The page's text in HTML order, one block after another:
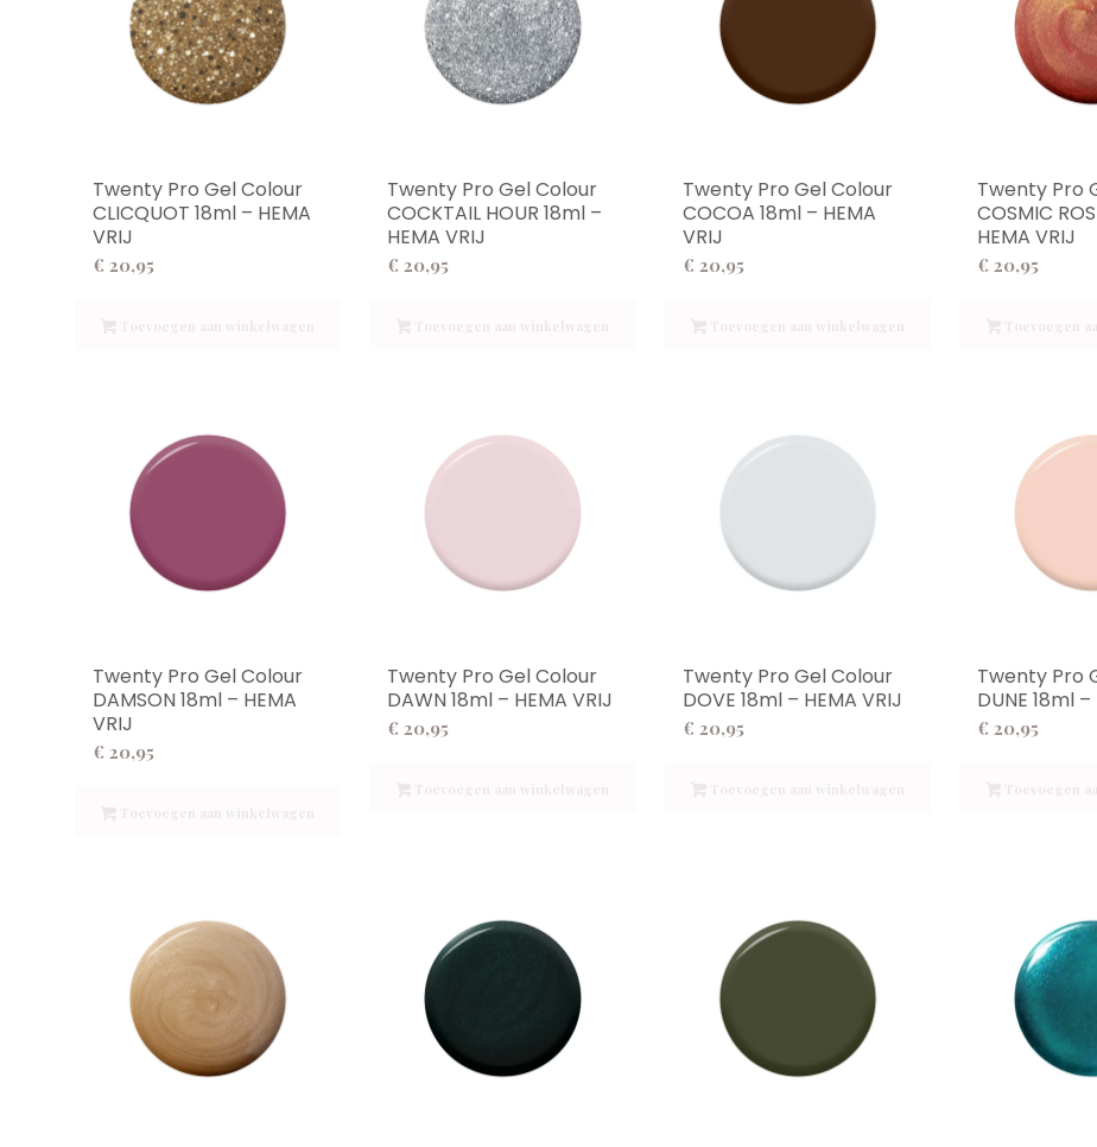
Twenty Pro Gel Colour
CLICQUOT 18ml – HEMA
VRIJ
€ 20,95
Twenty Pro Gel Colour
COCKTAIL HOUR 18ml –
HEMA VRIJ
€ 20,95
Twenty Pro Gel Colour
COCOA 18ml – HEMA
VRIJ
€ 20,95
Twenty Pro
COSMIC
HEMA VRIJ
€ 20,95
Twenty Pro Gel Colour
DAMSON 18ml – HEMA
VRIJ
€ 20,95
Twenty Pro Gel Colour
DAWN 18ml – HEMA VRIJ
€ 20,95
Twenty Pro Gel Colour
DOVE 18ml – HEMA VRIJ
€ 20,95
Twenty Pro
DUNE 18ml
€ 20,95